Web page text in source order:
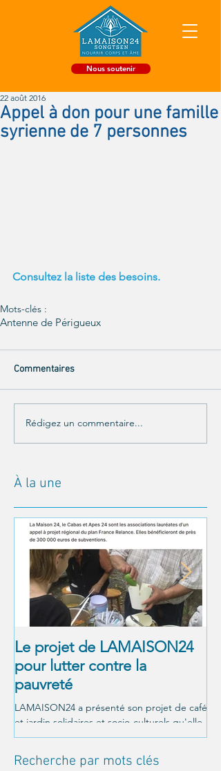
Nous soutenir
Appel à don pour une famille
syrienne de 7 personnes
22 août 2016
Consultez la liste des besoins.
Mots-clés :
Antenne de Périgueux
Commentaires
Rédigez un commentaire...
À la une
Le projet de LAMAISON24
pour lutter contre la
pauvreté
LAMAISON24 a présenté son projet de café
et jardin solidaires et socio-culturels qu'elle
veut mettre en place à Périgueux, et a été...
Recherche par mots clés